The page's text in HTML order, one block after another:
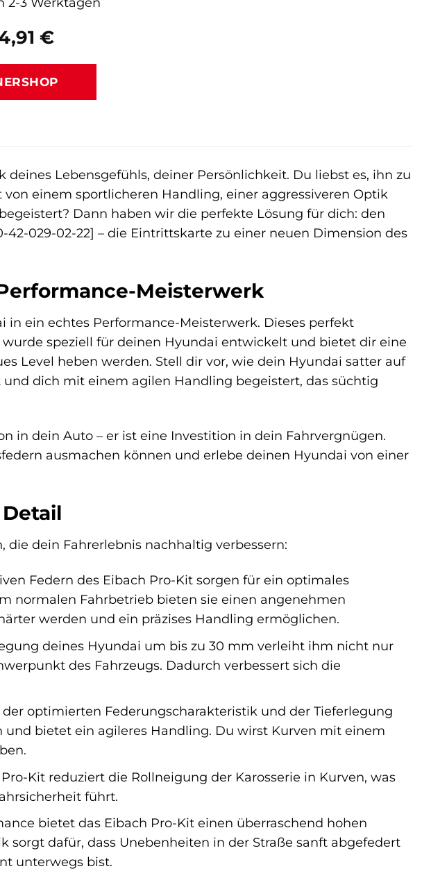
€
€Aktueller
ist:
234,91 €.
Lebensgefühls, deiner Persönlichkeit. Du liebst es, ihn zu
einem sportlicheren Handling, einer aggressiveren Optik
Dann haben wir die perfekte Lösung für dich: den
42-029-02-22] – die Eintrittskarte zu einer neuen Dimension des
Meisterwerk
ein echtes Performance-Meisterwerk. Dieses perfekt
speziell für deinen Hyundai entwickelt und bietet dir eine
Level heben werden. Stell dir vor, wie dein Hyundai satter auf
dich mit einem agilen Handling begeistert, das süchtig
in dein Auto – er ist eine Investition in dein Fahrvergnügen.
ausmachen können und erlebe deinen Hyundai von einer
die dein Fahrerlebnis nachhaltig verbessern:
Federn des Eibach Pro-Kit sorgen für ein optimales
normalen Fahrbetrieb bieten sie einen angenehmen
werden und ein präzises Handling ermöglichen.
deines Hyundai um bis zu 30 mm verleiht ihm nicht nur
des Fahrzeugs. Dadurch verbessert sich die
der optimierten Federungscharakteristik und der Tieferlegung
bietet ein agileres Handling. Du wirst Kurven mit einem
Kit reduziert die Rollneigung der Karosserie in Kurven, was
führt.
bietet das Eibach Pro-Kit einen überraschend hohen
sorgt dafür, dass Unebenheiten in der Straße sanft abgefedert
unterwegs bist.